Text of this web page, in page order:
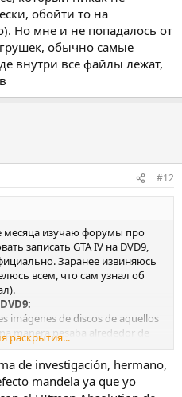
обойти то на
Но мне и не попадалось от
обычно самые
внутри все файлы лежат,
#12
месяца изучаю форумы про
записать GTA IV на DVD9,
Заранее извиняюсь
всем, что сам узнал об
imágenes de discos de aquellos
manera pesaba alrededor de
eso no es tan importante),
poco menos de 1GB en el disco,
y hermosos instaladores
Hicieron todo esto en
раскрытия...
de investigación, hermano,
mandela ya que yo